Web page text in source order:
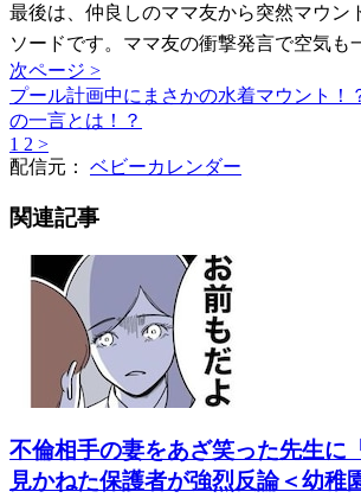
最後は、仲良しのママ友から突然マウン
ソードです。ママ友の衝撃発言で空気も
次ページ >
プール計画中にまさかの水着マウント！
の一言とは！？
1 2 >
配信元： ベビーカレンダー
関連記事
不倫相手の妻をあざ笑った先生に
見かねた保護者が強烈反論＜幼稚